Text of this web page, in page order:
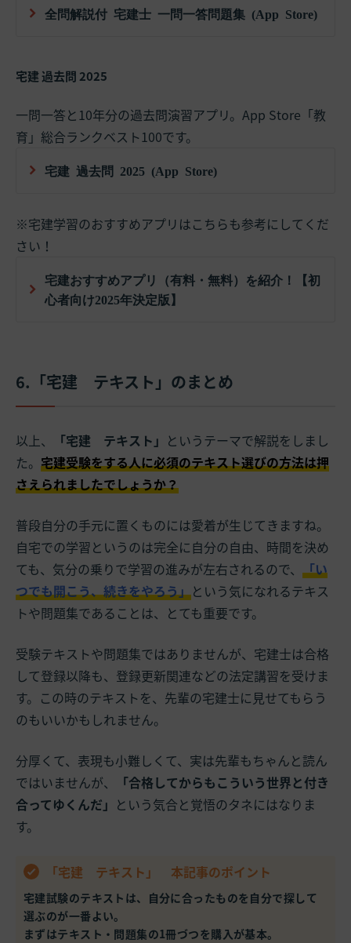
全問解説付 宅建士 一問一答問題集 (App Store)
宅建 過去問 2025
一問一答と10年分の過去問演習アプリ。App Store「教
育」総合ランクベスト100です。
宅建 過去問 2025 (App Store)
※宅建学習のおすすめアプリはこちらも参考にしてくだ
さい！
宅建おすすめアプリ（有料・無料）を紹介！【初
心者向け2025年決定版】
6.「宅建 テキスト」のまとめ
以上、 「宅建 テキスト」 というテーマで解説をしまし
た。 宅建受験をする人に必須のテキスト選びの方法は押
さえられましたでしょうか？
普段自分の手元に置くものには愛着が生じてきますね。
自宅での学習というのは完全に自分の自由、時間を決め
ても、気分の乗りで学習の進みが左右されるので、 「い
つでも開こう、続きをやろう」という気になれるテキス
トや問題集であることは、とても重要です。
受験テキストや問題集ではありませんが、宅建士は合格
して登録以降も、登録更新関連などの法定講習を受けま
す。この時のテキストを、先輩の宅建士に見せてもらう
のもいいかもしれません。
分厚くて、表現も小難しくて、実は先輩もちゃんと読ん
ではいませんが、
「合格してからもこういう世界と付き
合ってゆくんだ」 という気合と覚悟のタネにはなりま
す。
「宅建 テキスト」 本記事のポイント
宅建試験のテキストは、自分に合ったものを自分で探して
選ぶのが一番よい。
まずはテキスト・問題集の1冊づつを購入が基本。